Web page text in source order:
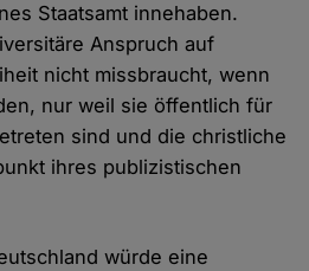
Staatsamt innehaben.
Anspruch auf
nicht missbraucht, wenn
nur weil sie öffentlich für
sind und die christliche
ihres publizistischen
würde eine